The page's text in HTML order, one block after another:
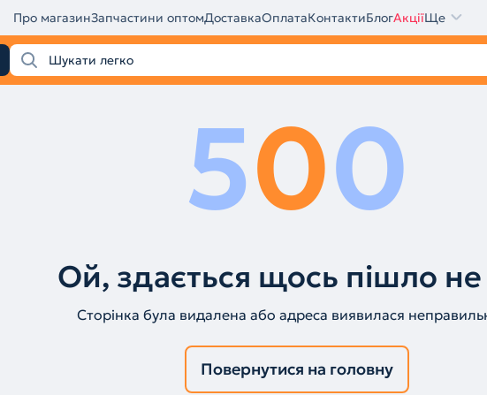
Про магазинЗапчастини оптомДоставкаОплатаКонтактиБлогАкціїЩе
500
Ой, здається щось пішло не
Сторінка була видалена або адреса виявилася
Повернутися на головну